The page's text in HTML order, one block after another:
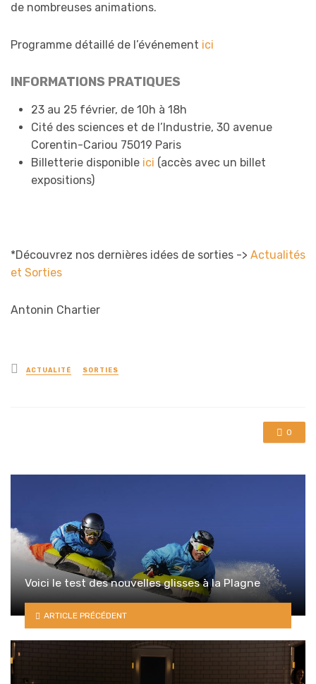
de nombreuses animations.
Programme détaillé de l’événement ici
INFORMATIONS PRATIQUES
23 au 25 février, de 10h à 18h
Cité des sciences et de l’Industrie, 30 avenue
Corentin-Cariou 75019 Paris
Billetterie disponible ici (accès avec un billet
expositions)
*Découvrez nos dernières idées de sorties -> Actualités
et Sorties
Antonin Chartier
Posted
in
ACTUALITÉ SORTIES
0
Voici le test des nouvelles glisses à la Plagne
ARTICLE PRÉCÉDENT